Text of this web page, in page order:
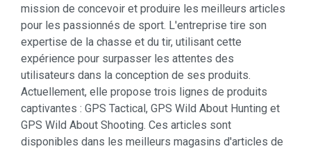
mission de concevoir et produire les meilleurs articles
pour les passionnés de sport. L'entreprise tire son
expertise de la chasse et du tir, utilisant cette
expérience pour surpasser les attentes des
utilisateurs dans la conception de ses produits.
Actuellement, elle propose trois lignes de produits
captivantes : GPS Tactical, GPS Wild About Hunting et
GPS Wild About Shooting. Ces articles sont
disponibles dans les meilleurs magasins d'articles de